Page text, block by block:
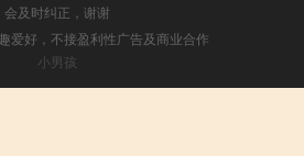
会及时纠正，谢谢
爱好，不接盈利性广告及商业合作
小男孩